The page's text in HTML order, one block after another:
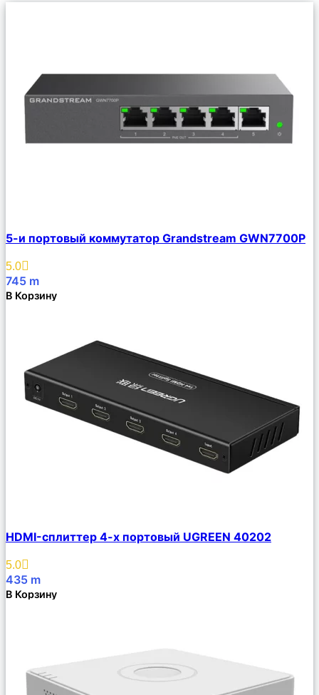
Описание
Избранное
5-и портовый коммутатор Grandstream GWN7700P
5.0
745 m
В Корзину
Описание
Избранное
HDMI-сплиттер 4-х портовый UGREEN 40202
5.0
435 m
В Корзину